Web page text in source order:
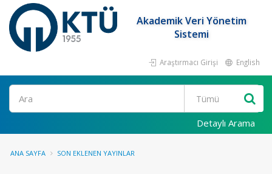
Akademik Veri Yönetim
Sistemi
Araştırmacı Girişi English
Ara
Detaylı Arama
ANA SAYFA SON EKLENEN YAYINLAR